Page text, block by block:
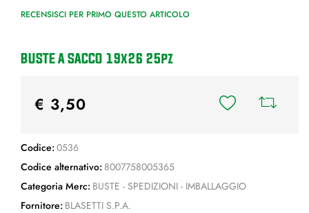
RECENSISCI PER PRIMO QUESTO ARTICOLO
BUSTE A SACCO 19x26 25pz
€ 3,50
Codice: 0536
Codice alternativo: 8007758005365
Categoria Merc: BUSTE - SPEDIZIONI - IMBALLAGGIO
Fornitore: BLASETTI S.P.A.